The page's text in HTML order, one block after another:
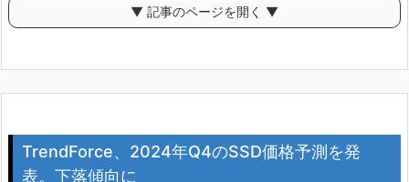
▼ 記事のページを開く ▼
TrendForce、2024年Q4のSSD価格予測を発
表。下落傾向に